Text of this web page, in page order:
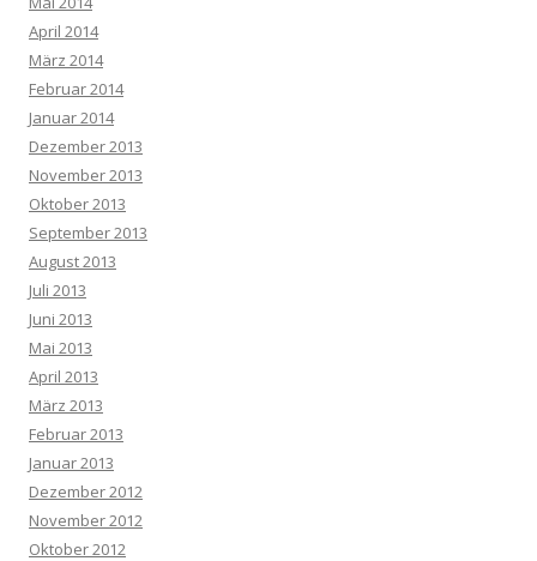
April 2014
März 2014
Februar 2014
Januar 2014
Dezember 2013
November 2013
Oktober 2013
September 2013
August 2013
Juli 2013
Juni 2013
Mai 2013
April 2013
März 2013
Februar 2013
Januar 2013
Dezember 2012
November 2012
Oktober 2012